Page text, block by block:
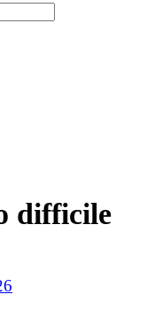
difficile